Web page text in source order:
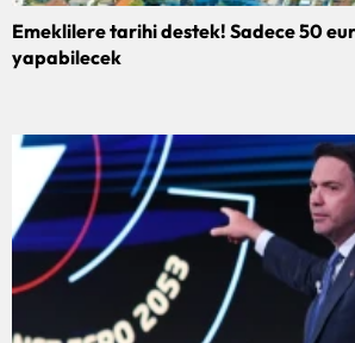
Emeklilere tarihi destek! Sadece 50
yapabilecek